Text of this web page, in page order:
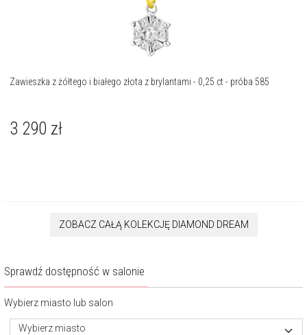
Zawieszka z żółtego i białego złota z brylantami - 0,25 ct - próba 585
3 290 zł
ZOBACZ CAŁĄ KOLEKCJĘ DIAMOND DREAM
Sprawdź dostępność w salonie
Wybierz miasto lub salon
Wybierz miasto